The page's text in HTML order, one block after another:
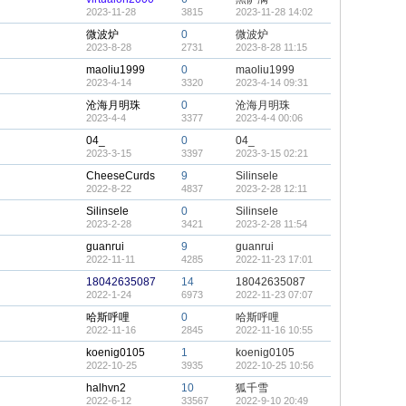
2023-11-28 3815 2023-11-28 14:02
微波炉
2023-8-28
0
2731
微波炉
2023-8-28 11:15
maoliu1999
2023-4-14
0
3320
maoliu1999
2023-4-14 09:31
沧海月明珠
2023-4-4
0
3377
沧海月明珠
2023-4-4 00:06
04_
2023-3-15
0
3397
04_
2023-3-15 02:21
CheeseCurds
2022-8-22
9
4837
Silinsele
2023-2-28 12:11
Silinsele
2023-2-28
0
3421
Silinsele
2023-2-28 11:54
guanrui
2022-11-11
9
4285
guanrui
2022-11-23 17:01
18042635087
2022-1-24
14
6973
18042635087
2022-11-23 07:07
哈斯呼哩
2022-11-16
0
2845
哈斯呼哩
2022-11-16 10:55
koenig0105
2022-10-25
1
3935
koenig0105
2022-10-25 10:56
halhvn2
2022-6-12
10
33567
狐千雪
2022-9-10 20:49